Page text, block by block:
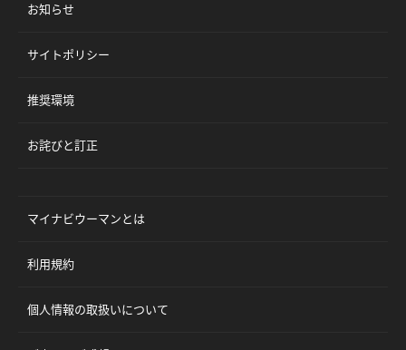
お知らせ
サイトポリシー
推奨環境
お詫びと訂正
マイナビウーマンとは
利用規約
個人情報の取扱いについて